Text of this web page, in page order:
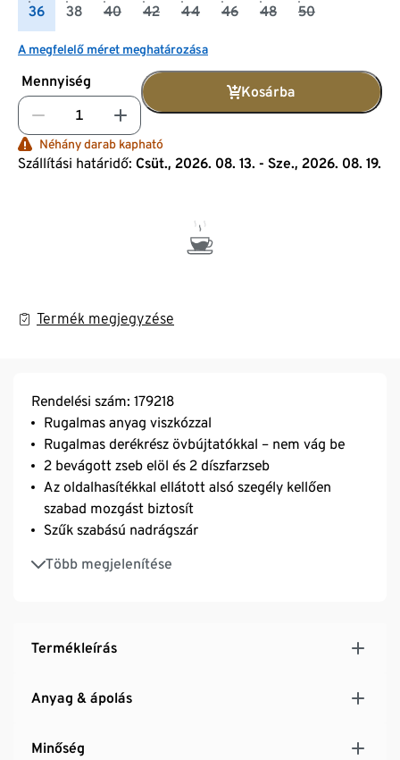
36 38 40 42 44 46 48 50
A megfelelő méret meghatározása
Mennyiség
Kosárba
Néhány darab kapható
Szállítási határidő: Csüt., 2026. 08. 13. - Sze., 2026. 08. 19.
Termék megjegyzése
Rendelési szám: 179218
Rugalmas anyag viszkózzal
Rugalmas derékrész övbújtatókkal – nem vág be
2 bevágott zseb elöl és 2 díszfarzseb
Az oldalhasítékkal ellátott alsó szegély kellően
szabad mozgást biztosít
Szűk szabású nadrágszár
Több megjelenítése
Elasztánnal: formatartó, tökéletesen áll, rendkívül
kényelmes viselet
Termékleírás
Anyag & ápolás
Minőség